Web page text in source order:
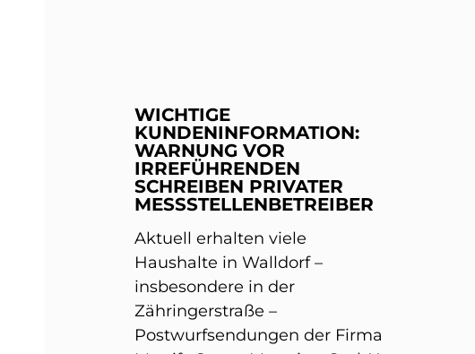
WICHTIGE
KUNDENINFORMATION:
WARNUNG VOR
IRREFÜHRENDEN
SCHREIBEN PRIVATER
MESSSTELLENBETREIBER
Aktuell erhalten viele
Haushalte in Walldorf –
insbesondere in der
Zähringerstraße –
Postwurfsendungen der Firma